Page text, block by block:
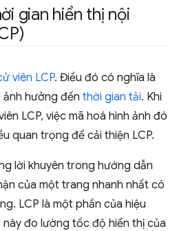
gian hiển thị nội
viên LCP. Điều đó có nghĩa là
hưởng đến thời gian tải. Khi
LCP, việc mã hoá hình ảnh đó
quan trọng để cải thiện LCP.
lời khuyên trong hướng dẫn
của một trang nhanh nhất có
LCP là một phần của hiệu
này đo lường tốc độ hiển thị của